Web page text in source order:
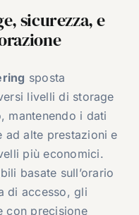
sicurezza, e
sposta
livelli di storage
mantenendo i dati
ad alte prestazioni e
più economici.
basate sull’orario
di accesso, gli
con precisione